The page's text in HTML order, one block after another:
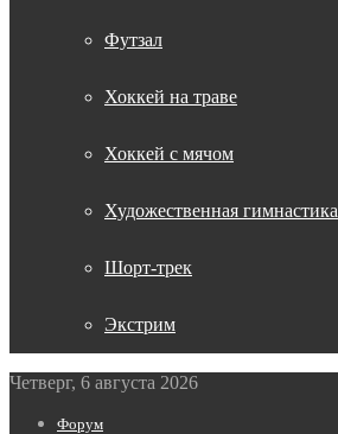
Футзал
Хоккей на траве
Хоккей с мячом
Художественная гимнастика
Шорт-трек
Экстрим
Четверг, 6 августа 2026
Форум